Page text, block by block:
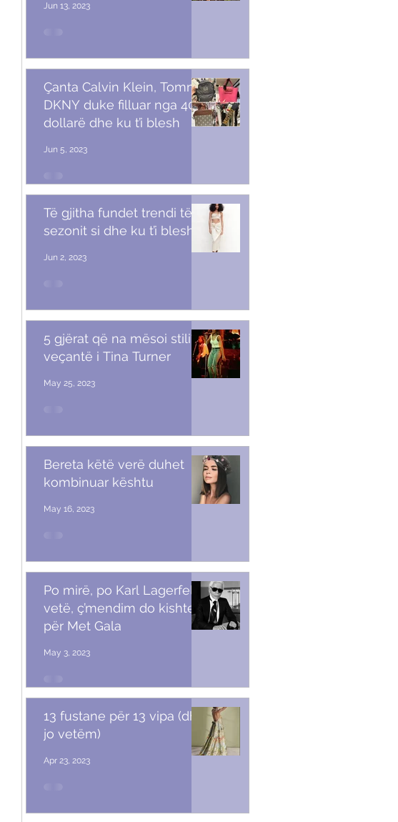
Jun 13, 2023
Çanta Calvin Klein, Tommy,
DKNY duke filluar nga 40
dollarë dhe ku t’i blesh
Jun 5, 2023
Të gjitha fundet trendi të
sezonit si dhe ku t’i blesh
Jun 2, 2023
5 gjërat që na mësoi stili i
veçantë i Tina Turner
May 25, 2023
Bereta këtë verë duhet
kombinuar kështu
May 16, 2023
Po mirë, po Karl Lagerfeld
vetë, ç’mendim do kishte
për Met Gala
May 3, 2023
13 fustane për 13 vipa (dhe
jo vetëm)
Apr 23, 2023